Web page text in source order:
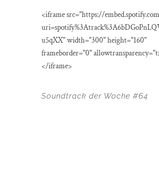
<iframe src="https://
u5qXX" width="300" height="160"
frameborder="0"
</iframe>
Soundtrack der Woche #64